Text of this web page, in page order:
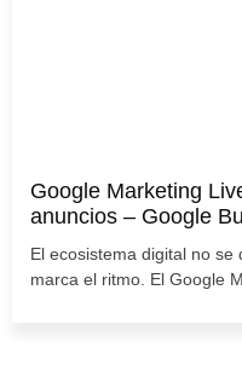
Google Marketing
anuncios – Google
El ecosistema digital no se
marca el ritmo. El Google